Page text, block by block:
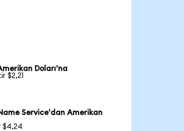
Doları'na
$2,21
Service'dan Amerikan
$4,24